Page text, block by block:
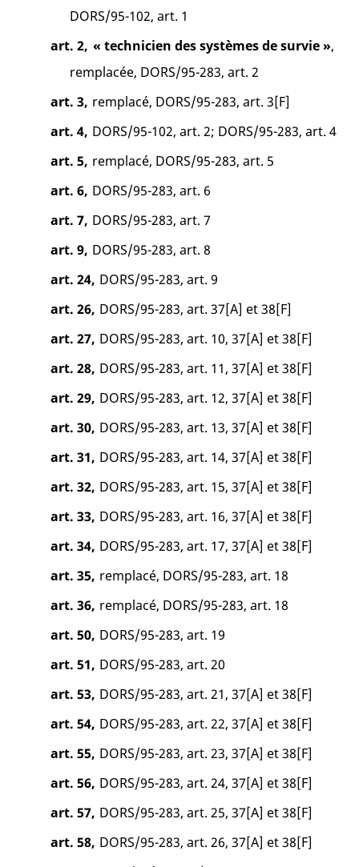
DORS/95-102, art. 1
art. 2, « technicien des systèmes de survie »,
remplacée, DORS/95-283, art. 2
art. 3, remplacé, DORS/95-283, art. 3[F]
art. 4, DORS/95-102, art. 2; DORS/95-283, art. 4
art. 5, remplacé, DORS/95-283, art. 5
art. 6, DORS/95-283, art. 6
art. 7, DORS/95-283, art. 7
art. 9, DORS/95-283, art. 8
art. 24, DORS/95-283, art. 9
art. 26, DORS/95-283, art. 37[A] et 38[F]
art. 27, DORS/95-283, art. 10, 37[A] et 38[F]
art. 28, DORS/95-283, art. 11, 37[A] et 38[F]
art. 29, DORS/95-283, art. 12, 37[A] et 38[F]
art. 30, DORS/95-283, art. 13, 37[A] et 38[F]
art. 31, DORS/95-283, art. 14, 37[A] et 38[F]
art. 32, DORS/95-283, art. 15, 37[A] et 38[F]
art. 33, DORS/95-283, art. 16, 37[A] et 38[F]
art. 34, DORS/95-283, art. 17, 37[A] et 38[F]
art. 35, remplacé, DORS/95-283, art. 18
art. 36, remplacé, DORS/95-283, art. 18
art. 50, DORS/95-283, art. 19
art. 51, DORS/95-283, art. 20
art. 53, DORS/95-283, art. 21, 37[A] et 38[F]
art. 54, DORS/95-283, art. 22, 37[A] et 38[F]
art. 55, DORS/95-283, art. 23, 37[A] et 38[F]
art. 56, DORS/95-283, art. 24, 37[A] et 38[F]
art. 57, DORS/95-283, art. 25, 37[A] et 38[F]
art. 58, DORS/95-283, art. 26, 37[A] et 38[F]